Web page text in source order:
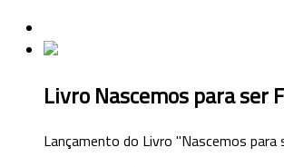
Livro Nascemos para ser
Lançamento do Livro "Nascemos para